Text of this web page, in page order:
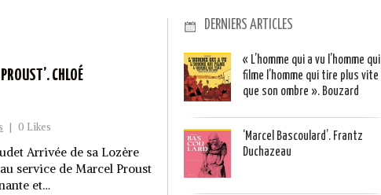
CHLOÉ
| 0 Likes
Arrivée de sa Lozère
service de Marcel Proust
et…
DERNIERS ARTICLES
« L’homme qui a vu l’homme qui
filme l’homme qui tire plus vite
que son ombre ». Bouzard
‘Marcel Bascoulard’. Frantz
Duchazeau